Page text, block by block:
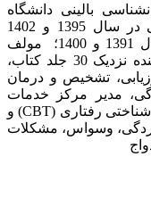
بالینی دانشگاه
خوارزمی، استاد نمونه دانشگاه خوارزمی در سال 1395 و 1402
پژوهشگر نمونه دانشگاه خوارزمی در سال 1391 و 1400؛ مولف
بیش از 180 مقاله علمی، مترجم و نویسنده نزدیک 30 جلد کتاب،
تشخیص و درمان
مدیر مرکز خدمات
روانشناسی و مشاوره کاج، روان­ درمانگر شناختی رفتاری (CBT) و
وسواس، مشکلات